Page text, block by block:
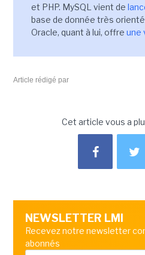
et PHP. MySQL vient de
base de donnée très
Oracle, quant à lui, offre une
Article rédigé par
Cet article vous a
NEWSLETTER LMI
Recevez notre newsletter
abonnés